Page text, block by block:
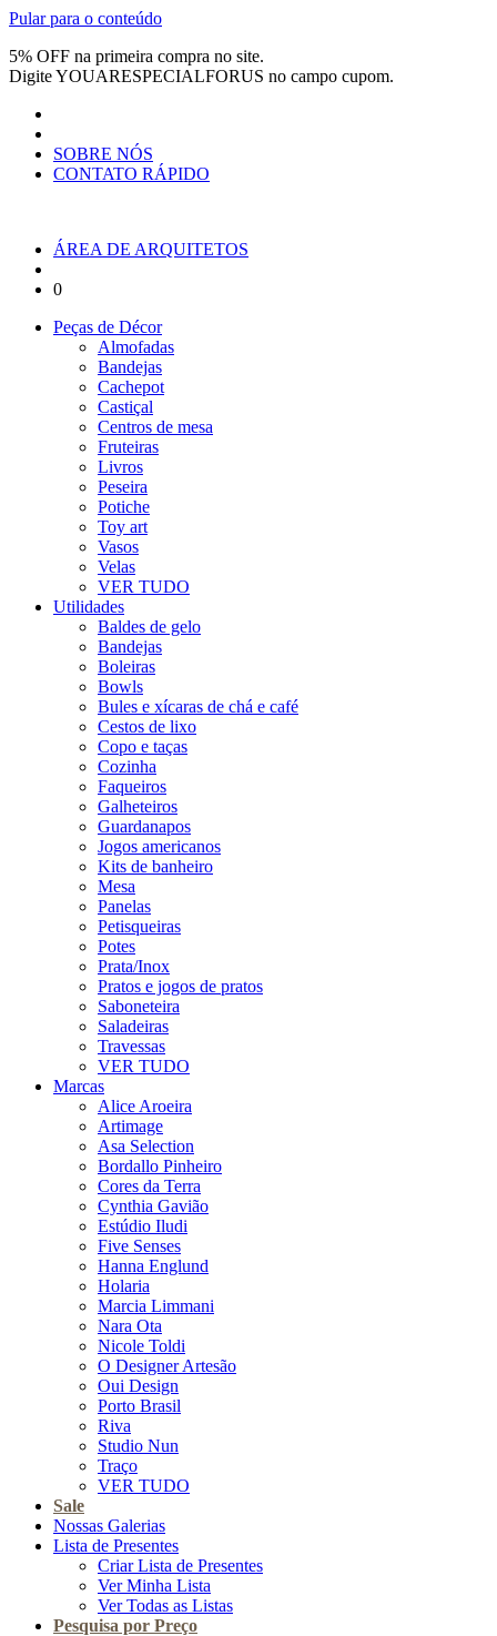
Pular para o conteúdo
5% OFF na primeira compra no site.
DigiteYOUARESPECIALFORUS no campo cupom.
SOBRE NÓS
CONTATO RÁPIDO
ÁREA DE ARQUITETOS
0
Peças de Décor
Almofadas
Bandejas
Cachepot
Castiçal
Centros de mesa
Fruteiras
Livros
Peseira
Potiche
Toy art
Vasos
Velas
VER TUDO
Utilidades
Baldes de gelo
Bandejas
Boleiras
Bowls
Bules e xícaras de chá e café
Cestos de lixo
Copo e taças
Cozinha
Faqueiros
Galheteiros
Guardanapos
Jogos americanos
Kits de banheiro
Mesa
Panelas
Petisqueiras
Potes
Prata/Inox
Pratos e jogos de pratos
Saboneteira
Saladeiras
Travessas
VER TUDO
Marcas
Alice Aroeira
Artimage
Asa Selection
Bordallo Pinheiro
Cores da Terra
Cynthia Gavião
Estúdio Iludi
Five Senses
Hanna Englund
Holaria
Marcia Limmani
Nara Ota
Nicole Toldi
O Designer Artesão
Oui Design
Porto Brasil
Riva
Studio Nun
Traço
VER TUDO
Sale
Nossas Galerias
Lista de Presentes
Criar Lista de Presentes
Ver Minha Lista
Ver Todas as Listas
Pesquisa por Preço